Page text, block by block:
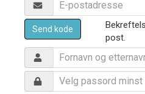
Send kode
post.